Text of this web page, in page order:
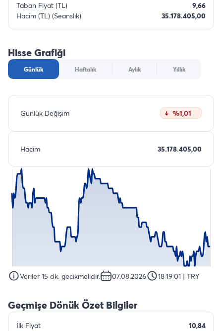
Taban Fiyat (TL)
9,66
Hacim (TL) (Seanslık)
35.178.405,00
Hisse Grafiği
Günlük Haftalık Aylık Yıllık
Günlük Değişim %1,01
Hacim 35.178.405,00
Veriler 15 dk. gecikmelidir. 07.08.2026 18:19:01 | TRY
Geçmişe Dönük Özet Bilgiler
İlk Fiyat
10,84